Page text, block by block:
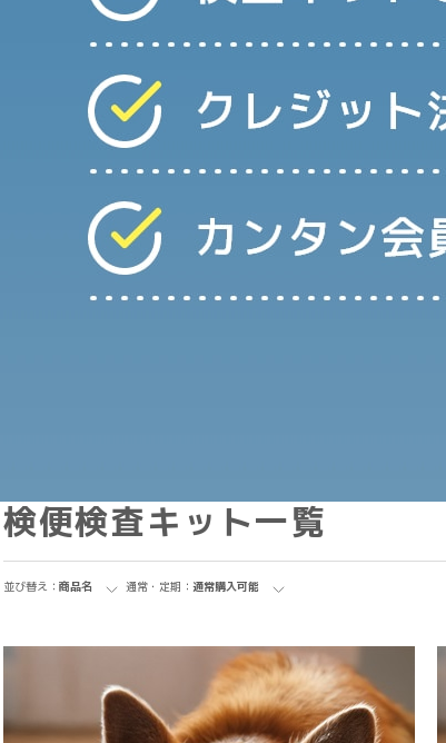
検便検査キット一覧
並び替え： 商品名 通常・定期： 通常購入可能